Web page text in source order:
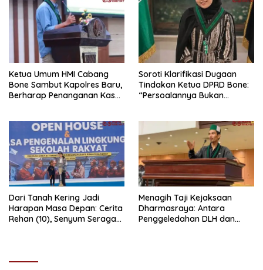
Ketua Umum HMI Cabang
Bone Sambut Kapolres Baru,
Berharap Penanganan Kasus
Soroti Klarifikasi Dugaan
Tindakan Ketua DPRD Bone:
“Persoalannya Bukan
Dari Tanah Kering Jadi
Harapan Masa Depan: Cerita
Rehan (10), Senyum Seragam
Menagih Taji Kejaksaan
Dharmasraya: Antara
Penggeledahan DLH dan